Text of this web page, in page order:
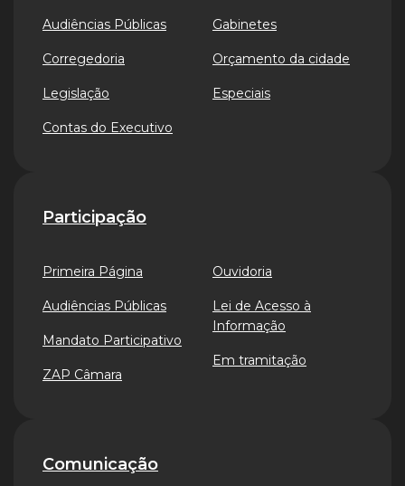
Audiências Públicas
Corregedoria
Legislação
Contas do Executivo
Gabinetes
Orçamento da cidade
Especiais
Participação
Primeira Página
Audiências Públicas
Mandato Participativo
ZAP Câmara
Ouvidoria
Lei de Acesso à
Informação
Em tramitação
Comunicação